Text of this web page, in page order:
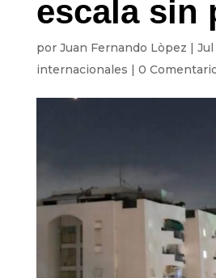
escala sin
por Juan Fernando Lòpez | Jul
internacionales | 0